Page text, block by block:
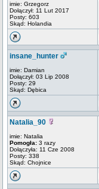
imie: Grzegorz
Dołączył: 11 Lut 2017
Posty: 603
Skąd: Holandia
insane_hunter
imie: Damian
Dołączył: 03 Lip 2008
Posty: 29
Skąd: Dębica
Natalia_90
imie: Natalia
Pomogła: 3 razy
Dołączyła: 11 Cze 2008
Posty: 338
Skąd: Chojnice